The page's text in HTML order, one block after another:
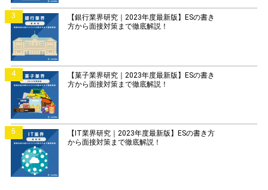
3
【銀行業界研究｜2023年度最新版】ESの書き
方から面接対策まで徹底解説！
4
【菓子業界研究｜2023年度最新版】ESの書き
方から面接対策まで徹底解説！
5
【IT業界研究｜2023年度最新版】ESの書き方
から面接対策まで徹底解説！